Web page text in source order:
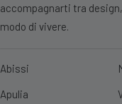
accompagnarti tra
modo di vivere.
Abissi
Apulia